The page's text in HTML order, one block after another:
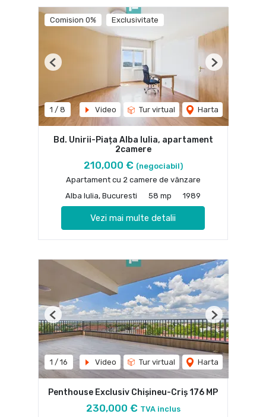
Comision 0% Exclusivitate
1 / 8 Video Tur virtual Harta
Previous Next
Bd. Unirii-Piața Alba Iulia, apartament
2camere
210,000 € (negociabil)
Apartament cu 2 camere de vânzare
Alba Iulia, Bucuresti
58 mp 1989
Vezi mai multe detalii
1 / 16 Video Tur virtual Harta
Previous Next
Penthouse Exclusiv Chișineu-Criș 176 MP
230,000 € TVA inclus